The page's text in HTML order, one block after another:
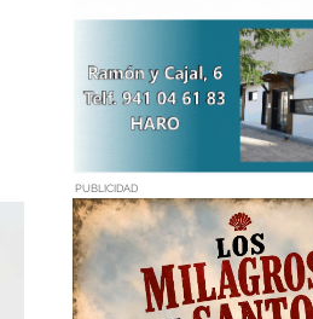
PUBLICIDAD